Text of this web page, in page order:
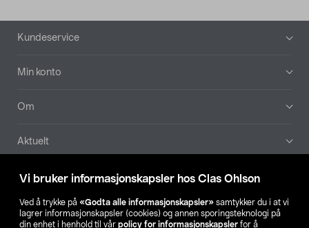
Vi bruker informasjonskapsler hos Clas Ohlson
Ved å trykke på «Godta alle informasjonskapsler» samtykker du i at vi
lagrer informasjonskapsler (cookies) og annen sporingsteknologi på
din enhet i henhold til vår policy for informasjonskapsler for å
Bunntekst
Kundeservice
Min konto
Om
Aktuelt
Våre selskaper
Finn din butikk